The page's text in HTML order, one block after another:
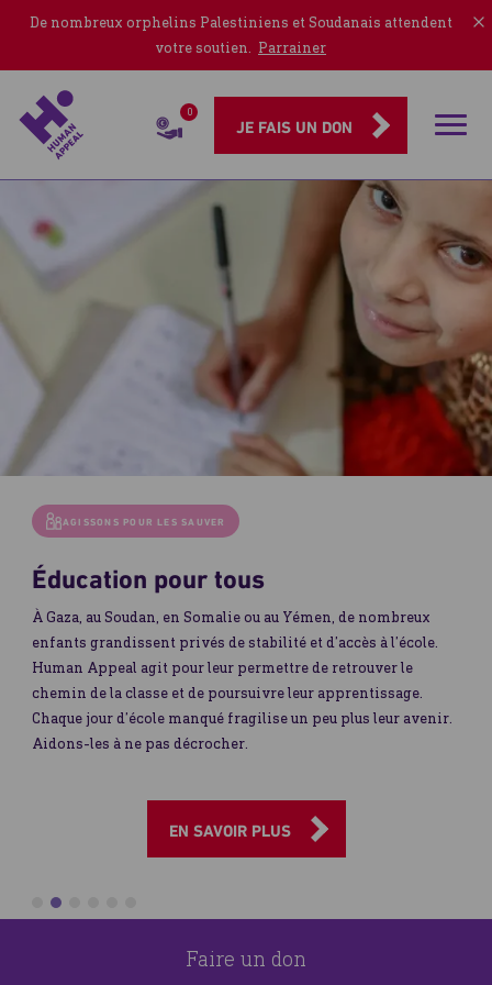
De nombreux orphelins Palestiniens et Soudanais attendent
votre soutien. Parrainer
Accueil
0
JE FAIS UN DON
AGISSONS POUR LES SAUVER
Crise au Soudan
Au Soudan, la situation humanitaire est désormais
catastrophique. Des millions de civils sont privés de
nourriture, d’abri et d’accès aux soins. Face à cette urgence,
Human Appeal intervient sur le terrain pour offrir des
une aide médicale et un soutien vital aux familles les plus
touchées.
EN SAVOIR PLUS
Faire un don